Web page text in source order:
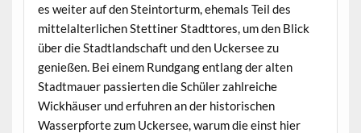
es weiter auf den Steintorturm, ehemals Teil des
mittelalterlichen Stettiner Stadttores, um den Blick
über die Stadtlandschaft und den Uckersee zu
genießen. Bei einem Rundgang entlang der alten
Stadtmauer passierten die Schüler zahlreiche
Wickhäuser und erfuhren an der historischen
Wasserpforte zum Uckersee, warum die einst hier